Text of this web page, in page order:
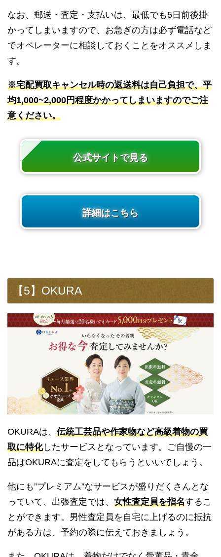
なお、郵送・査定・支払いは、最低でも5日前後掛
かってしまいますので、お急ぎの方は必ず電話など
でオペレーターに相談しておくことをオススメしま
す。
※宅配買取キャンセル時の返送料は自己負担で、平
均1,000~2,000円程度かかってしまいますのでご注
意ください。
公式サイトで見る
詳細はこちら
【5】OKURA
OKURAは、 伝統工芸品や作家物など高級着物の買
取に特化したサービスとなっています。ご自慢の一
品はOKURAに査定をしてもらうといいでしょう。
他にも”プレミアム”なサービスが盛りだくさんとな
っていて、出張査定では、 女性査定員を指名するこ
とができます。男性査定員を自宅に上げるのに抵抗
がある方は、予約の際に伝えておきましょう。